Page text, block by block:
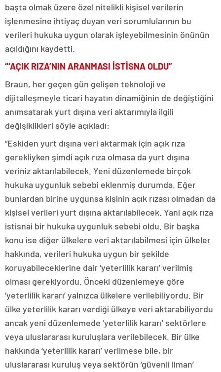
başta olmak üzere özel nitelikli kişisel verilerin
işlenmesine ihtiyaç duyan veri sorumlularının bu
verileri hukuka uygun olarak işleyebilmesinin önünün
açıldığını kaydetti.
“‘AÇIK RIZA’NIN ARANMASI İSTİSNA OLDU”
Braun, her geçen gün gelişen teknoloji ve
dijitalleşmeyle ticari hayatın dinamiğinin de değiştiğini
anımsatarak yurt dışına veri aktarımıyla ilgili
değişiklikleri şöyle açıkladı:
“Eskiden yurt dışına veri aktarmak için açık rıza
gerekliyken şimdi açık rıza olmasa da yurt dışına
veriniz aktarılabilecek. Yeni düzenlemede birçok
hukuka uygunluk sebebi eklenmiş durumda. Eğer
bunlardan birine uygunsa kişinin açık rızası olmadan da
kişisel verileri yurt dışına aktarılabilecek. Yani açık rıza
istisnai bir hukuka uygunluk sebebi oldu. Bir başka
konu ise diğer ülkelere veri aktarılabilmesi için ülkeler
hakkında, verileri hukuka uygun bir şekilde
koruyabileceklerine dair ‘yeterlilik kararı’ verilmiş
olması gerekiyordu. Önceki düzenlemeye göre
‘yeterlilik kararı’ yalnızca ülkelere verilebiliyordu. Bir
ülke yeterlilik kararı verdiği ülkeye veri aktarabiliyordu
ancak yeni düzenlemede ‘yeterlilik kararı’ sektörlere
veya uluslararası kuruluşlara verilebilecek. Bir ülke
hakkında ‘yeterlilik kararı’ verilmese bile, bir
uluslararası kuruluş veya sektörün ‘güvenli liman’